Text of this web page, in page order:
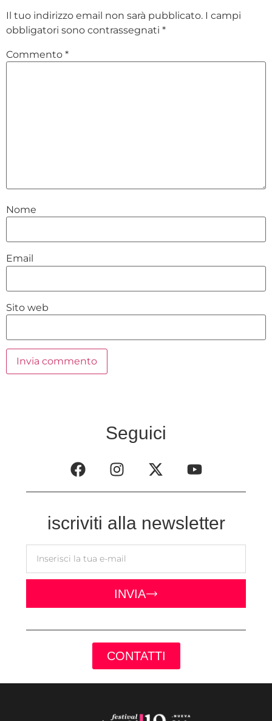
Il tuo indirizzo email non sarà pubblicato. I campi
obbligatori sono contrassegnati *
Commento *
Nome
Email
Sito web
Seguici
iscriviti alla newsletter
INVIA
CONTATTI